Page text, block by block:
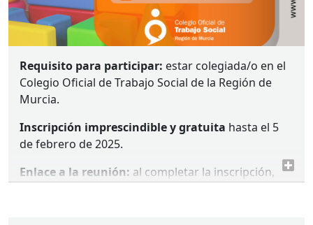
Histórico de reuniones
I Reunión: 10/02/2025.
II Reunión: 17/03/2025.
III
Reunión: 07/05/2025.
IV Reunión: 23/06/2025.
V Reunión: 10/09/2025.
Objetivos:
Poner en valor la dimensión terapéutica del
Trabajo Social.
Requisito para participar: estar colegiada/o en el
Colegio Oficial de Trabajo Social de la Región de
Murcia.
Inscripción imprescindible y gratuita hasta el 5
de febrero de 2025.
Enlace a la reunión: al completar la inscripción,